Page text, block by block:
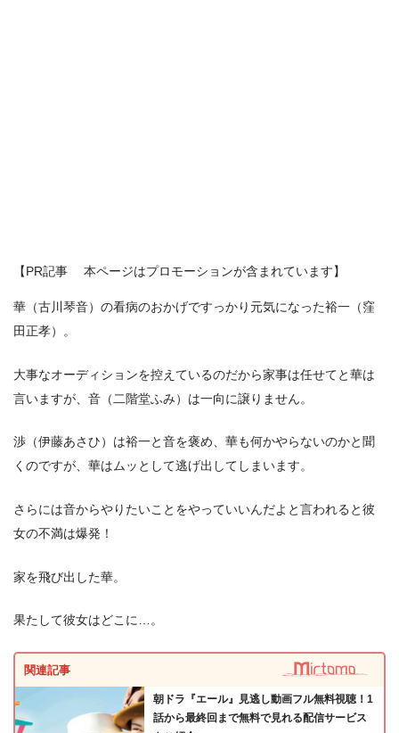
【PR記事 本ページはプロモーションが含まれています】
華（古川琴音）の看病のおかげですっかり元気になった裕一（窪
田正孝）。
大事なオーディションを控えているのだから家事は任せてと華は
言いますが、音（二階堂ふみ）は一向に譲りません。
渉（伊藤あさひ）は裕一と音を褒め、華も何かやらないのかと聞
くのですが、華はムッとして逃げ出してしまいます。
さらには音からやりたいことをやっていいんだよと言われると彼
女の不満は爆発！
家を飛び出した華。
果たして彼女はどこに…。
関連記事
朝ドラ『エール』見逃し動画フル無料視聴！1
話から最終回まで無料で見れる配信サービス